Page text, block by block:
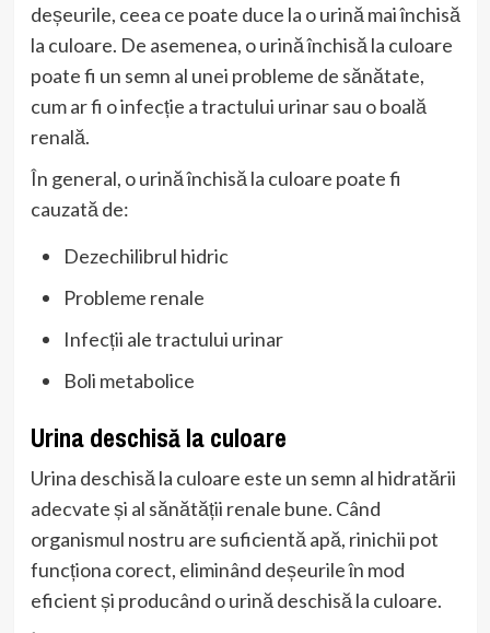
deșeurile, ceea ce poate duce la o urină mai închisă
la culoare. De asemenea, o urină închisă la culoare
poate fi un semn al unei probleme de sănătate,
cum ar fi o infecție a tractului urinar sau o boală
renală.
În general, o urină închisă la culoare poate fi
cauzată de:
Dezechilibrul hidric
Probleme renale
Infecții ale tractului urinar
Boli metabolice
Urina deschisă la culoare
Urina deschisă la culoare este un semn al hidratării
adecvate și al sănătății renale bune. Când
organismul nostru are suficientă apă, rinichii pot
funcționa corect, eliminând deșeurile în mod
eficient și producând o urină deschisă la culoare.